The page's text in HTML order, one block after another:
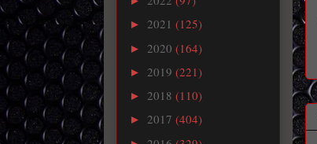
► 2021 (125)
► 2020 (164)
► 2019 (221)
► 2018 (110)
► 2017 (404)